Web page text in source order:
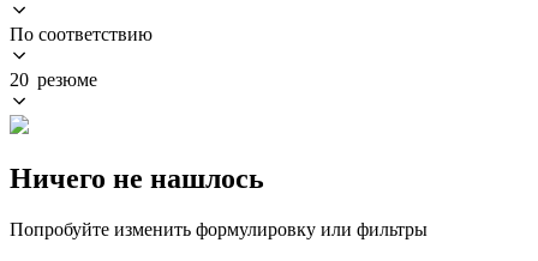
По соответствию
20 резюме
Ничего не нашлось
Попробуйте изменить формулировку или фильтры